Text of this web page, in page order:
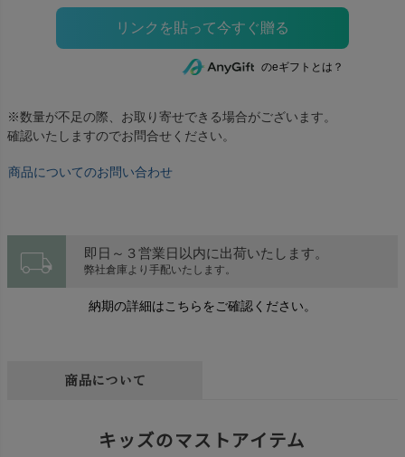
のeギフトとは？
※数量が不足の際、お取り寄せできる場合がございます。
確認いたしますのでお問合せください。
商品についてのお問い合わせ
local_shipping 即日～３営業日以内に出荷いたします。
弊社倉庫より手配いたします。
納期の詳細はこちらをご確認ください。
商品について
キッズのマストアイテム